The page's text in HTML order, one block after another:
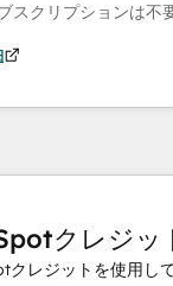
スクリプションは不
クレジッ
クレジットを使用し